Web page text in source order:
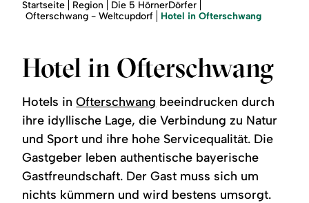
Region
Sie
sind
Startseite Region
Die 5 HörnerDörfer
Ofterschwang - Weltcupdorf
Hotel in Ofterschwang
Hotel in Ofterschwang
Hotels inOfterschwang beeindrucken durch
ihre idyllische Lage, die Verbindung zu Natur
und Sport und ihre hohe Servicequalität. Die
Gastgeber leben authentische bayerische
Gastfreundschaft. Der Gast muss sich um
nichts kümmern und wird bestens umsorgt.